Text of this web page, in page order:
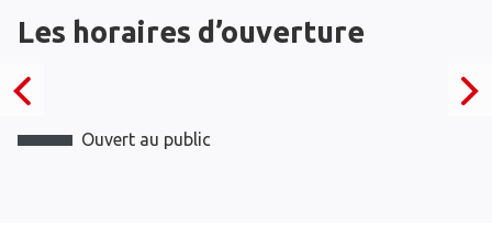
Les horaires d’ouverture
Ouvert au public